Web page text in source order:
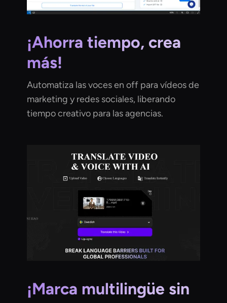
¡Ahorra tiempo, crea
más!
Automatiza las voces en off para vídeos de
marketing y redes sociales, liberando
tiempo creativo para las agencias.
¡Marca multilingüe sin